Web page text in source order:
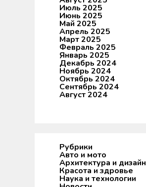
Июль 2025
Июнь 2025
Май 2025
Апрель 2025
Март 2025
Февраль 2025
Январь 2025
Декабрь 2024
Ноябрь 2024
Октябрь 2024
Сентябрь 2024
Август 2024
Рубрики
Авто и мото
Архитектура и дизайн
Красота и здровье
Наука и технологии